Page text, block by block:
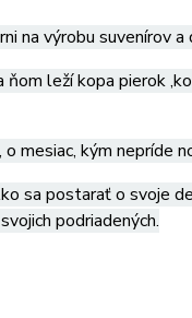
na výrobu suvenírov
leží kopa pierok
mesiac, kým nepríde
sa postarať o svoje
podriadených.